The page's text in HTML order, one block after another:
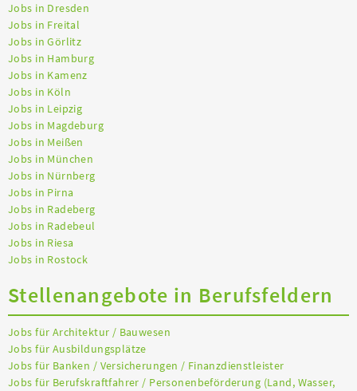
Jobs in Dresden
Jobs in Freital
Jobs in Görlitz
Jobs in Hamburg
Jobs in Kamenz
Jobs in Köln
Jobs in Leipzig
Jobs in Magdeburg
Jobs in Meißen
Jobs in München
Jobs in Nürnberg
Jobs in Pirna
Jobs in Radeberg
Jobs in Radebeul
Jobs in Riesa
Jobs in Rostock
Stellenangebote in Berufsfeldern
Jobs für Architektur / Bauwesen
Jobs für Ausbildungsplätze
Jobs für Banken / Versicherungen / Finanzdienstleister
Jobs für Berufskraftfahrer / Personenbeförderung (Land, Wasser,